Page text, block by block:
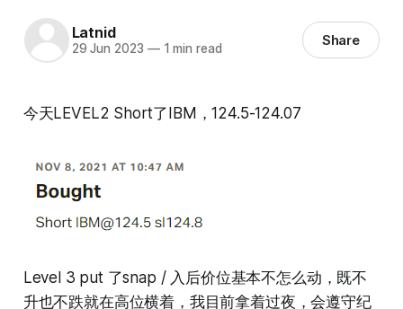
Latnid
29 Jun 2023 —1 min read Share
今天LEVEL2 Short了IBM，124.5-124.07
Level 3 put 了snap / 入后价位基本不怎么动，既不
升也不跌就在高位横着，我目前拿着过夜，会遵守纪